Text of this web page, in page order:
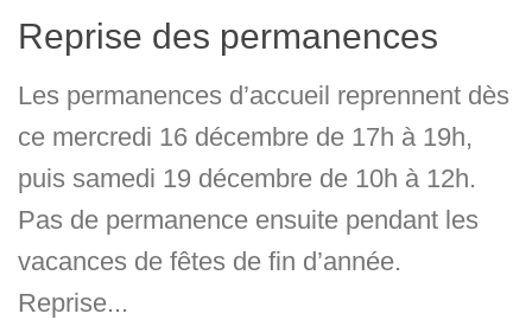
Reprise des permanences
Les permanences d’accueil reprennent dès
ce mercredi 16 décembre de 17h à 19h,
puis samedi 19 décembre de 10h à 12h.
Pas de permanence ensuite pendant les
vacances de fêtes de fin d’année.
Reprise...